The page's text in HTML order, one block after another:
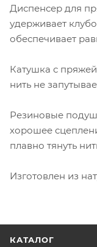
Диспенсер для
удерживает
обеспечивает
Катушка с пряжей
нить не
Резиновые
хорошее
плавно тянуть
Изготовлен из
КАТАЛОГ